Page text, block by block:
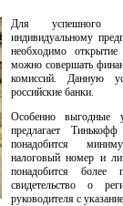
Для успешного
индивидуальному
необходимо
можно совершать
комиссий. Данную
российские банки.
Особенно
предлагает
понадобится
налоговый номер и
понадобится более
свидетельство о
руководителя с